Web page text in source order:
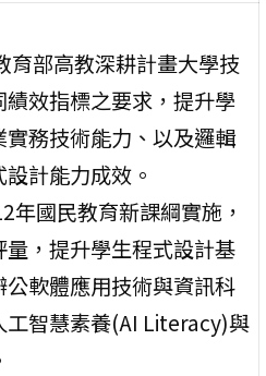
育部高教深耕計畫大學技
績效指標之要求，提升學
實務技術能力、以及邏輯
計能力成效。
年國民教育新課綱實施，
量，提升學生程式設計基
公軟體應用技術與資訊科
工智慧素養(AI Literacy)與